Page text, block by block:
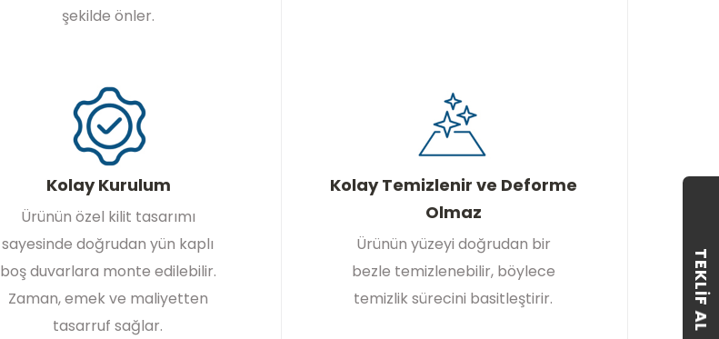
TEKLIF AL
şekilde önler.
Kolay Kurulum
Ürünün özel kilit tasarımı
sayesinde doğrudan yün kaplı
boş duvarlara monte edilebilir.
Zaman, emek ve maliyetten
tasarruf sağlar.
Kolay Temizlenir ve Deforme
Olmaz
Ürünün yüzeyi doğrudan bir
bezle temizlenebilir, böylece
temizlik sürecini basitleştirir.